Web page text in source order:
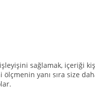
sağlamak, içeriği
yanı sıra size
Pamukkale, Denizli Sehri